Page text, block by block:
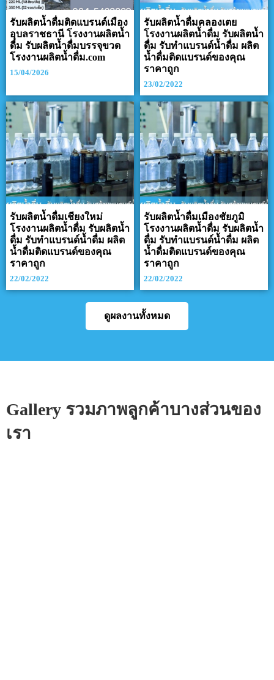
รับผลิตน้ำดื่มติดแบรนด์เมือง
อุบลราชธานี โรงงานผลิตน้ำ
ดื่ม รับผลิตน้ำดื่มบรรจุขวด
โรงงานผลิตน้ำดื่ม.com
15/04/2026
รับผลิตน้ำดื่มคลองเตย
โรงงานผลิตน้ำดื่ม รับผลิตน้ำ
ดื่ม รับทำแบรนด์น้ำดื่ม ผลิต
น้ำดื่มติดแบรนด์ของคุณ
ราคาถูก
23/02/2022
รับผลิตน้ำดื่มเชียงใหม่
โรงงานผลิตน้ำดื่ม รับผลิตน้ำ
ดื่ม รับทำแบรนด์น้ำดื่ม ผลิต
น้ำดื่มติดแบรนด์ของคุณ
ราคาถูก
22/02/2022
รับผลิตน้ำดื่มเมืองชัยภูมิ
โรงงานผลิตน้ำดื่ม รับผลิตน้ำ
ดื่ม รับทำแบรนด์น้ำดื่ม ผลิต
น้ำดื่มติดแบรนด์ของคุณ
ราคาถูก
22/02/2022
ดูผลงานทั้งหมด
Gallery รวมภาพลูกค้าบางส่วนของ
เรา